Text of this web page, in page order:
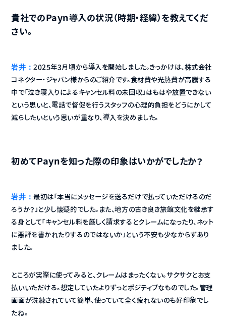
貴社でのPayn導入の状況（時期・経緯）を教えてくだ
さい。
岩井：2025年3月頃から導入を開始しました。きっかけは、株式会社
コネクター・ジャパン様からのご紹介です。食材費や光熱費が高騰する
中で「泣き寝入りによるキャンセル料の未回収」はもはや放置できない
という思いと、電話で督促を行うスタッフの心理的負担をどうにかして
減らしたいという思いが重なり、導入を決めました。
初めてPaynを知った際の印象はいかがでしたか？
岩井：最初は「本当にメッセージを送るだけで払っていただけるのだ
ろうか？」と少し懐疑的でした。また、地方の古き良き旅館文化を継承す
る身として「キャンセル料を厳しく請求するとクレームになったり、ネット
に悪評を書かれたりするのではないか」という不安も少なからずあり
ました。
ところが実際に使ってみると、クレームはまったくない。サクサクとお支
払いいただける。想定していたよりずっとポジティブなものでした。管理
画面が洗練されていて簡単、使っていて全く疲れないのも好印象でし
たね。